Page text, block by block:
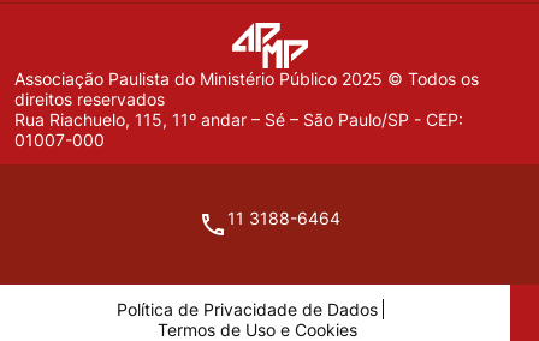
Associação Paulista do Ministério Público 2025 © Todos os
direitos reservados
Rua Riachuelo, 115, 11º andar – Sé – São Paulo/SP - CEP:
01007-000
11 3188-6464
Política de Privacidade de Dados
Termos de Uso e Cookies